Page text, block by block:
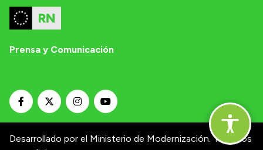
Prensa y Comunicación
Desarrollado por el Ministerio de Modernización. Términos